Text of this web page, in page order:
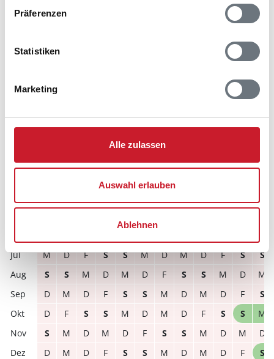
Präferenzen
Statistiken
Marketing
Alle zulassen
Auswahl erlauben
Ablehnen
Anzahl Reisende auswählen
Anreisetag im Belegungskalender anklicken
Reisedauer Anzahl Reisende
Reisezeitraumes auch Änderungen bei der
Hausbeschreibung und/oder der Ausstattung ergeben
frei belegt gewählter Zeitraum
2026 1 2 3 4 5 6 7 8 9 10 11
12
M
D F S S M D M D F S
S
S
S M D M D F S S M D
M
D
M D F S S M D M D F
S
D
F S S M D M D F S S
M
S
M D M D F S S M D M
D
D
M D F S S M D M D F S